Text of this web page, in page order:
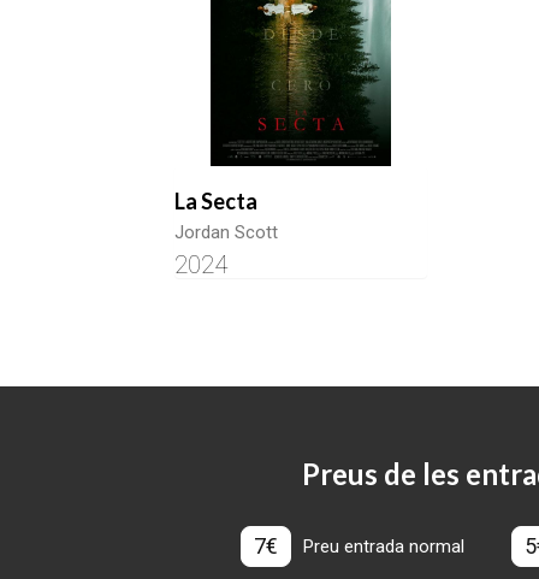
La Secta
Jordan Scott
2024
Preus de les
7€ Preu entrada normal